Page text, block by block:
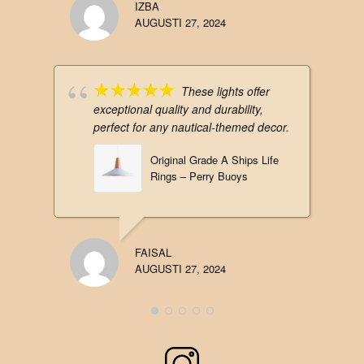
IZBA
AUGUSTI 27, 2024
These lights offer
exceptional quality and durability,
perfect for any nautical-themed decor.
Original Grade A Ships Life
Rings – Perry Buoys
FAISAL
AUGUSTI 27, 2024